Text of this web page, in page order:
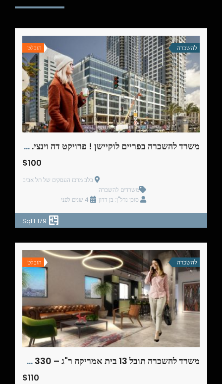
הובלט להשכרה
משרד להשכרה בפריים לוקיישן ! פרויקט דה וינצי. 179 מ"ר
$100
בלב מרכז העסקים של תל אביב
משרדים להשכרה
סוכן נדל"ן: בן דדון
179 SqFt
הובלט להשכרה
משרד להשכרה תובל 13 בית אמריקה ר"ג – 330 מ"ר
$110